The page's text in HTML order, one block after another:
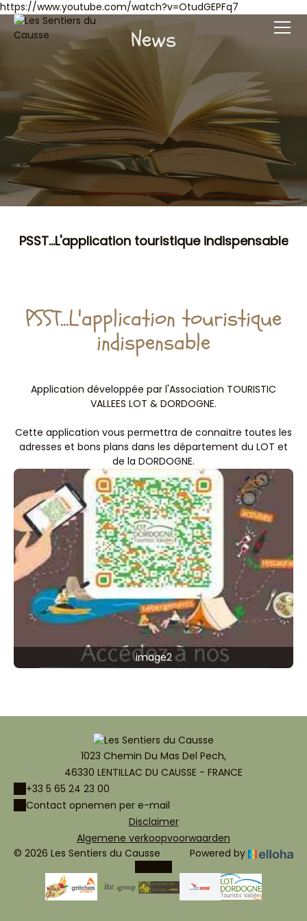
https://www.youtube.com/watch?v=OtudGEPFq7
News
PSST...L'application touristique indispensable
PSST...L'application touristique
indispensable
Application développée par l'Association TOURISTIC
VALLEES LOT & DORDOGNE.
Cette application vous permettra de connaitre toutes les
adresses et bons plans dans les département du LOT et
de la DORDOGNE.
image2
1023 Chemin Du Mas Del Pech,
46330 LENTILLAC DU CAUSSE - FRANCE
+33 5 65 24 23 00
Contact opnemen per e-mail
Disclaimer
Algemene verkoopvoorwaarden
© 2026 Les Sentiers du Causse
Powered by